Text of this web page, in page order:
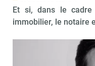
Et si, dans le cadre
immobilier, le notaire
Non merci, je